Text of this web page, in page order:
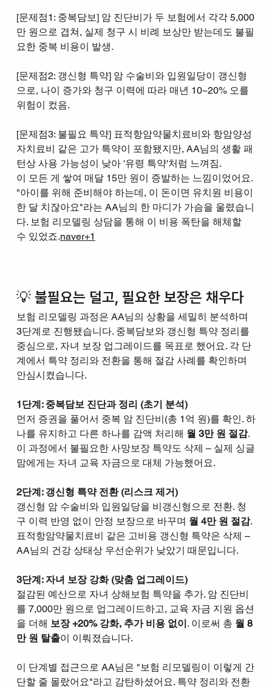
[문제점1: 중복담보] 암 진단비가 두 보험에서 각각 5,000
만 원으로 겹쳐, 실제 청구 시 비례 보상만 받는데도 불필
요한 중복 비용이 발생.
[문제점2: 갱신형 특약] 암 수술비와 입원일당이 갱신형
으로, 나이 증가와 청구 이력에 따라 매년 10~20% 오를
위험이 컸음.
[문제점3: 불필요 특약] 표적항암약물치료비와 항암양성
자치료비 같은 고가 특약이 포함됐지만, AA님의 생활 패
턴상 사용 가능성이 낮아 '유령 특약'처럼 느껴짐.
이 모든 게 쌓여 매달 15만 원이 증발하는 느낌이었어요.
"아이를 위해 준비해야 하는데, 이 돈이면 유치원 비용이
한 달 치잖아요"라는 AA님의 한 마디가 가슴을 울렸습니
다. 보험 리모델링 상담을 통해 이 비용 폭탄을 해체할
수 있었죠.naver+1
💡 불필요는 덜고, 필요한 보장은 채우다
보험 리모델링 과정은 AA님의 상황을 세밀히 분석하며
3단계로 진행됐습니다. 중복담보와 갱신형 특약 정리를
중심으로, 자녀 보장 업그레이드를 목표로 했어요. 각 단
계에서 특약 정리와 전환을 통해 절감 사례를 확인하며
안심시켰습니다.
1단계: 중복담보 진단과 정리 (초기 분석)
먼저 증권을 풀어서 중복 암 진단비(총 1억 원)를 확인. 하
나를 유지하고 다른 하나를 감액 처리해 월 3만 원 절감.
이 과정에서 불필요한 사망보장 특약도 삭제 – 실제 싱글
맘에게는 자녀 교육 자금으로 대체 가능했어요.
2단계: 갱신형 특약 전환 (리스크 제거)
갱신형 암 수술비와 입원일당을 비갱신형으로 전환. 청
구 이력 반영 없이 안정 보장으로 바꾸며 월 4만 원 절감.
표적항암약물치료비 같은 고비용 갱신형 특약은 삭제 –
AA님의 건강 상태상 우선순위가 낮았기 때문입니다.
3단계: 자녀 보장 강화 (맞춤 업그레이드)
절감된 예산으로 자녀 상해보험 특약을 추가. 암 진단비
를 7,000만 원으로 업그레이드하고, 교육 자금 지원 옵션
을 더해 보장 +20% 강화, 추가 비용 없이 . 이로써 총 월 8
만 원 탈출이 이뤄졌습니다.
이 단계별 접근으로 AA님은 "보험 리모델링이 이렇게 간
단할 줄 몰랐어요"라고 감탄하셨어요. 특약 정리와 전환